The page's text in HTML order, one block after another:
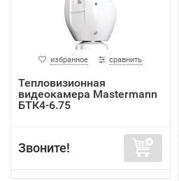
избранное сравнить
Тепловизионная
видеокамера Mastermann
БТК4-6.75
Звоните!